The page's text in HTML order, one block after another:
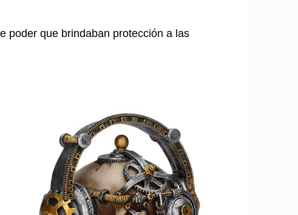
poder que brindaban protección a las